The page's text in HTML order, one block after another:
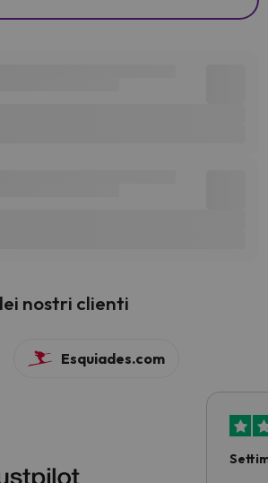
nostri clienti
Esquiades.com